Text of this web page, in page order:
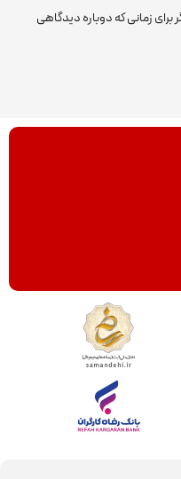
زمانی که دوباره دیدگاهی